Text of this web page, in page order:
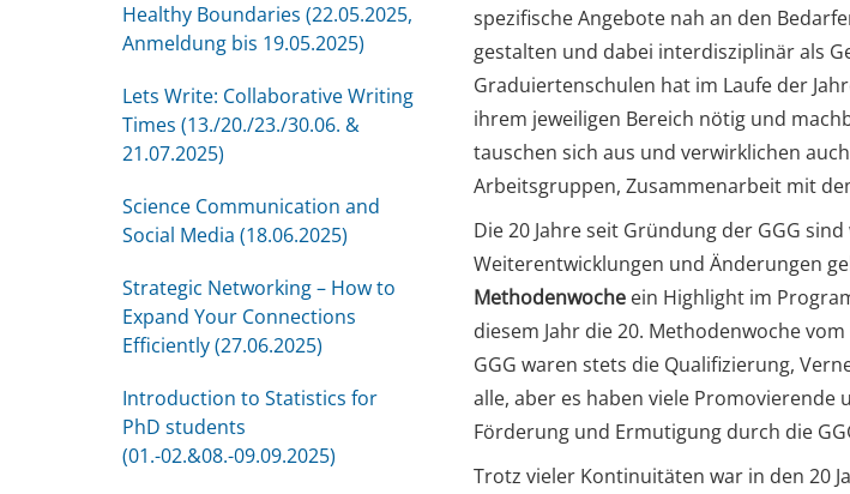
Healthy Boundaries (22.05.2025,
Anmeldung bis 19.05.2025)
Lets Write: Collaborative Writing
Times (13./20./23./30.06. &
21.07.2025)
Science Communication and
Social Media (18.06.2025)
Strategic Networking – How to
Expand Your Connections
Efficiently (27.06.2025)
Introduction to Statistics for
PhD students
(01.-02.&08.-09.09.2025)
spezifische Angebote nah an den
gestalten und dabei interdisziplinär als
Graduiertenschulen hat im Laufe der
ihrem jeweiligen Bereich nötig und
tauschen sich aus und verwirklichen
Arbeitsgruppen, Zusammenarbeit mit
Die 20 Jahre seit Gründung der GGG
Weiterentwicklungen und Änderungen
Methodenwocheein Highlight im
diesem Jahr die 20. Methodenwoche
GGG waren stets die Qualifizierung,
alle, aber es haben viele Promovierende
Förderung und Ermutigung durch die
Trotz vieler Kontinuitäten war in den 20